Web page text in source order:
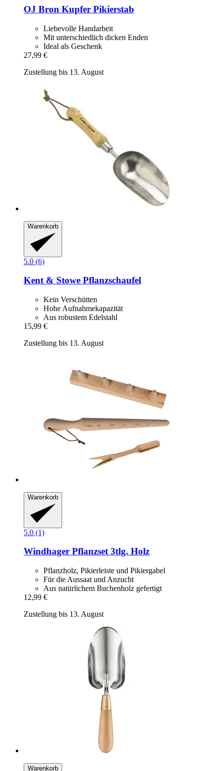
OJ Bron Kupfer Pikierstab
Liebevolle Handarbeit
Mit unterschiedlich dicken Enden
Ideal als Geschenk
27,99 €
Zustellung bis 13. August
Warenkorb
5.0 (6)
Kent & Stowe Pflanzschaufel
Kein Verschütten
Hohe Aufnahmekapazität
Aus robustem Edelstahl
15,99 €
Zustellung bis 13. August
Warenkorb
5.0 (1)
Windhager Pflanzset 3tlg. Holz
Pflanzholz, Pikierleiste und Pikiergabel
Für die Aussaat und Anzucht
Aus natürlichem Buchenholz gefertigt
12,99 €
Zustellung bis 13. August
Warenkorb